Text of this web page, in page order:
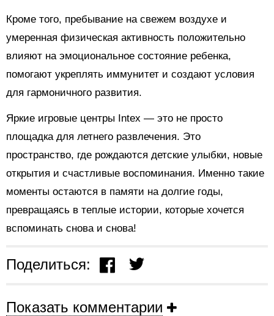
Кроме того, пребывание на свежем воздухе и
умеренная физическая активность положительно
влияют на эмоциональное состояние ребенка,
помогают укреплять иммунитет и создают условия
для гармоничного развития.
Яркие игровые центры Intex — это не просто
площадка для летнего развлечения. Это
пространство, где рождаются детские улыбки, новые
открытия и счастливые воспоминания. Именно такие
моменты остаются в памяти на долгие годы,
превращаясь в теплые истории, которые хочется
вспоминать снова и снова!
Поделиться:
Показать комментарии